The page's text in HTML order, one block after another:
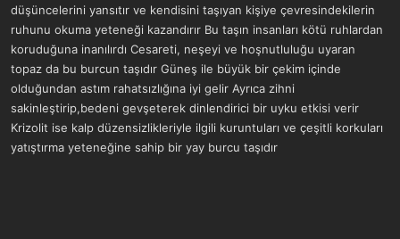
düşüncelerini yansıtır ve kendisini taşıyan kişiye çevresindekilerin
ruhunu okuma yeteneği kazandırır Bu taşın insanları kötü ruhlardan
koruduğuna inanılırdı Cesareti, neşeyi ve hoşnutluluğu uyaran
topaz da bu burcun taşıdır Güneş ile büyük bir çekim içinde
olduğundan astım rahatsızlığına iyi gelir Ayrıca zihni
sakinleştirip,bedeni gevşeterek dinlendirici bir uyku etkisi verir
Krizolit ise kalp düzensizlikleriyle ilgili kuruntuları ve çeşitli korkuları
yatıştırma yeteneğine sahip bir yay burcu taşıdır